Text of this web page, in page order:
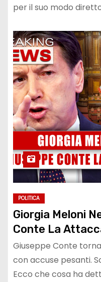
per il suo modo
POLITICA
Giorgia Meloni
Conte La
Giuseppe Conte
con accuse pesanti.
Ecco che cosa ha